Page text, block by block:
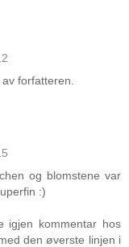
forfatteren.
og blomstene var
:)
igjen kommentar hos
den øverste linjen i